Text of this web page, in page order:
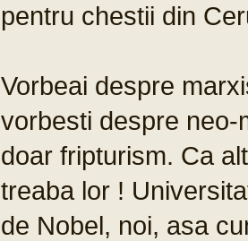
pentru chestii din
Vorbeai despre
vorbesti despre
doar fripturism. Ca
treaba lor !
de Nobel, noi, asa